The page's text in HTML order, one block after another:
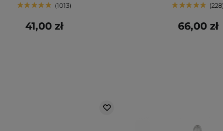
1013
41,00 zł
228
66,00 zł